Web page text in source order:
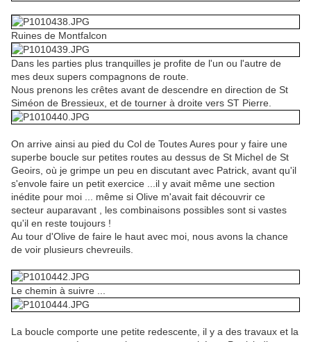
Ruines de Montfalcon
Dans les parties plus tranquilles je profite de l'un ou l'autre de
mes deux supers compagnons de route.
Nous prenons les crêtes avant de descendre en direction de St
Siméon de Bressieux, et de tourner à droite vers ST Pierre.
On arrive ainsi au pied du Col de Toutes Aures pour y faire une
superbe boucle sur petites routes au dessus de St Michel de St
Geoirs, où je grimpe un peu en discutant avec Patrick, avant qu'il
s'envole faire un petit exercice ...il y avait même une section
inédite pour moi ... même si Olive m'avait fait découvrir ce
secteur auparavant , les combinaisons possibles sont si vastes
qu'il en reste toujours !
Au tour d'Olive de faire le haut avec moi, nous avons la chance
de voir plusieurs chevreuils.
Le chemin à suivre ...
La boucle comporte une petite redescente, il y a des travaux et la